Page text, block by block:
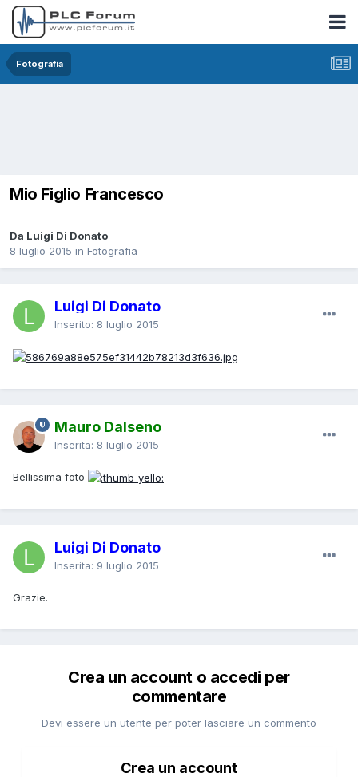
Fotografia
Mio Figlio Francesco
Da Luigi Di Donato
8 luglio 2015 in Fotografia
Luigi Di Donato
Inserito: 8 luglio 2015
Mauro Dalseno
Inserita: 8 luglio 2015
Bellissima foto
Luigi Di Donato
Inserita: 9 luglio 2015
Grazie.
Crea un account o accedi per
commentare
Devi essere un utente per poter lasciare un commento
Crea un account